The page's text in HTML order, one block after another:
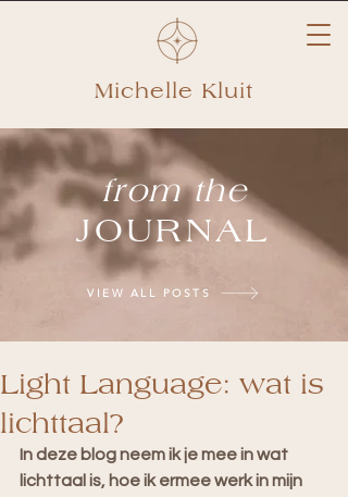
Michelle Kluit
from the
JOURNAL
VIEW ALL POSTS
Light Language: wat is
lichttaal?
In deze blog neem ik je mee in wat
lichttaal is, hoe ik ermee werk in mijn